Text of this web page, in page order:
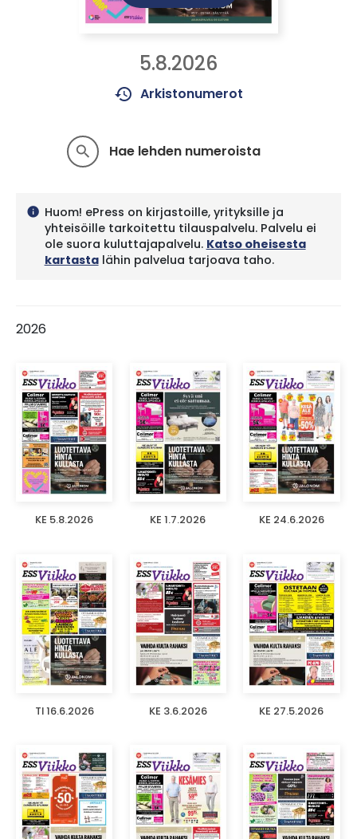
5.8.2026
history Arkistonumerot
search Hae lehden numeroista
info Huom! ePress on kirjastoille, yrityksille ja
yhteisöille tarkoitettu tilauspalvelu. Palvelu ei
ole suora kuluttajapalvelu. Katso oheisesta
kartastalähin palvelua tarjoava taho.
2026
KE 5.8.2026 KE 1.7.2026 KE 24.6.2026
TI 16.6.2026 KE 3.6.2026 KE 27.5.2026